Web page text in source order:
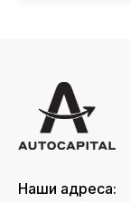
Наши адреса: